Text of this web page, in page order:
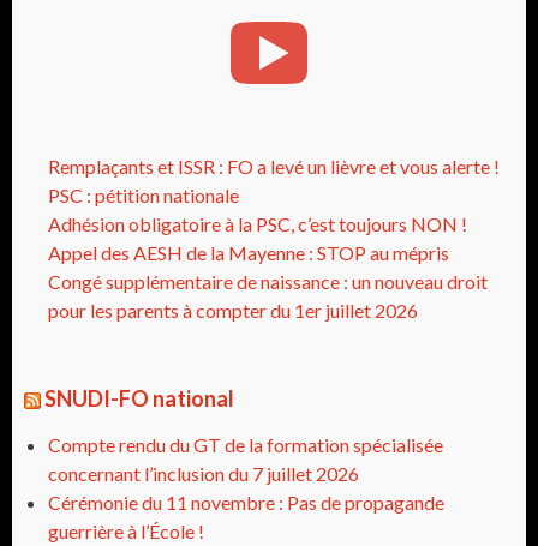
Remplaçants et ISSR : FO a levé un lièvre et vous alerte !
PSC : pétition nationale
Adhésion obligatoire à la PSC, c’est toujours NON !
Appel des AESH de la Mayenne : STOP au mépris
Congé supplémentaire de naissance : un nouveau droit
pour les parents à compter du 1er juillet 2026
SNUDI-FO national
Compte rendu du GT de la formation spécialisée
concernant l’inclusion du 7 juillet 2026
Cérémonie du 11 novembre : Pas de propagande
guerrière à l’École !